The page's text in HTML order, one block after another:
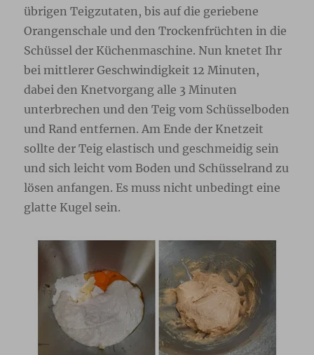
übrigen Teigzutaten, bis auf die geriebene
Orangenschale und den Trockenfrüchten in die
Schüssel der Küchenmaschine. Nun knetet Ihr
bei mittlerer Geschwindigkeit 12 Minuten,
dabei den Knetvorgang alle 3 Minuten
unterbrechen und den Teig vom Schüsselboden
und Rand entfernen. Am Ende der Knetzeit
sollte der Teig elastisch und geschmeidig sein
und sich leicht vom Boden und Schüsselrand zu
lösen anfangen. Es muss nicht unbedingt eine
glatte Kugel sein.